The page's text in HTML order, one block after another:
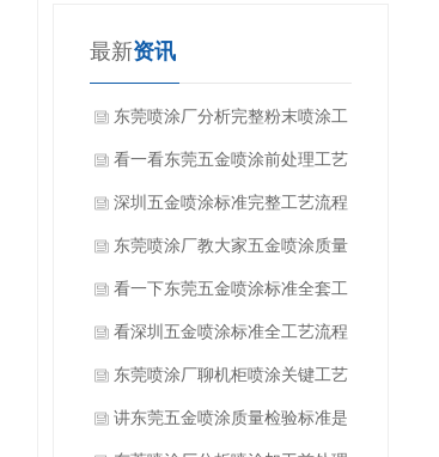
最新资讯
东莞喷涂厂分析完整粉末喷涂工
艺流程有哪些方面？
看一看东莞五金喷涂前处理工艺
有哪些？
深圳五金喷涂标准完整工艺流程
是什么？
东莞喷涂厂教大家五金喷涂质量
如何检验？
看一下东莞五金喷涂标准全套工
艺流程是什么？
看深圳五金喷涂标准全工艺流程
都有哪些方面？
东莞喷涂厂聊机柜喷涂关键工艺
要求是什么？
讲东莞五金喷涂质量检验标准是